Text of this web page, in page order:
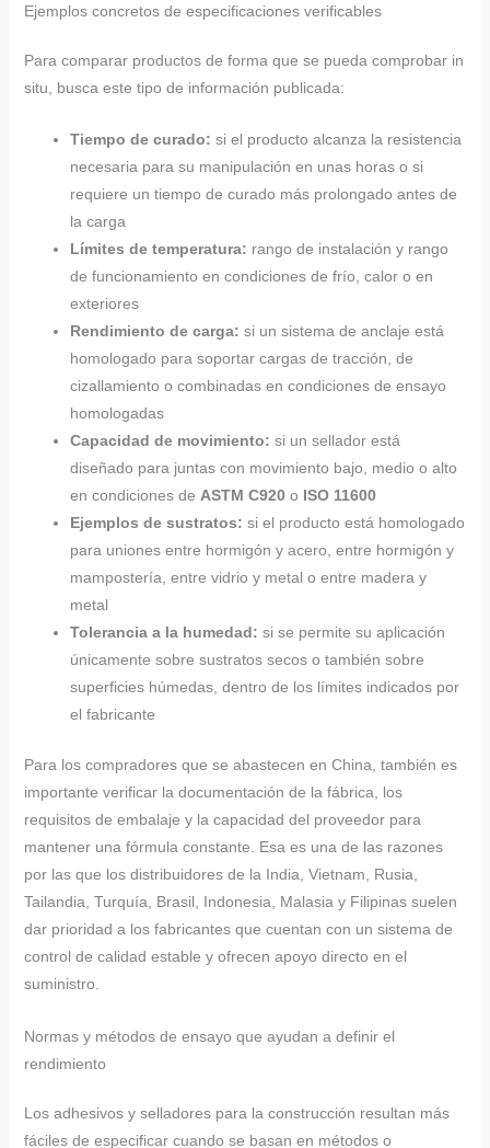
Ejemplos concretos de especificaciones verificables
Para comparar productos de forma que se pueda comprobar in
situ, busca este tipo de información publicada:
Tiempo de curado: si el producto alcanza la resistencia
necesaria para su manipulación en unas horas o si
requiere un tiempo de curado más prolongado antes de
la carga
Límites de temperatura: rango de instalación y rango
de funcionamiento en condiciones de frío, calor o en
exteriores
Rendimiento de carga: si un sistema de anclaje está
homologado para soportar cargas de tracción, de
cizallamiento o combinadas en condiciones de ensayo
homologadas
Capacidad de movimiento: si un sellador está
diseñado para juntas con movimiento bajo, medio o alto
en condiciones de ASTM C920o ISO 11600
Ejemplos de sustratos: si el producto está homologado
para uniones entre hormigón y acero, entre hormigón y
mampostería, entre vidrio y metal o entre madera y
metal
Tolerancia a la humedad: si se permite su aplicación
únicamente sobre sustratos secos o también sobre
superficies húmedas, dentro de los límites indicados por
el fabricante
Para los compradores que se abastecen en China, también es
importante verificar la documentación de la fábrica, los
requisitos de embalaje y la capacidad del proveedor para
mantener una fórmula constante. Esa es una de las razones
por las que los distribuidores de la India, Vietnam, Rusia,
Tailandia, Turquía, Brasil, Indonesia, Malasia y Filipinas suelen
dar prioridad a los fabricantes que cuentan con un sistema de
control de calidad estable y ofrecen apoyo directo en el
suministro.
Normas y métodos de ensayo que ayudan a definir el
rendimiento
Los adhesivos y selladores para la construcción resultan más
fáciles de especificar cuando se basan en métodos o